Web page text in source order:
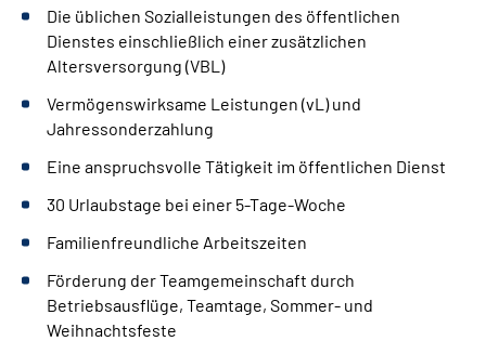
Die üblichen Sozialleistungen des öffentlichen
Dienstes einschließlich einer zusätzlichen
Altersversorgung (VBL)
Vermögenswirksame Leistungen (vL) und
Jahressonderzahlung
Eine anspruchsvolle Tätigkeit im öffentlichen Dienst
30 Urlaubstage bei einer 5-Tage-Woche
Familienfreundliche Arbeitszeiten
Förderung der Teamgemeinschaft durch
Betriebsausflüge, Teamtage, Sommer- und
Weihnachtsfeste